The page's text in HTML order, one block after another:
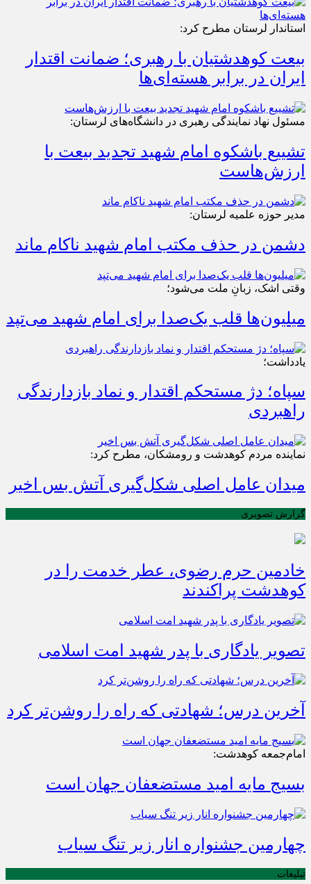
استاندار لرستان مطرح کرد:
بیعت کوهدشتیان با رهبری؛ ضمانت اقتدار
ایران در برابر هسته‌ای‌ها
مسئول نهاد نمایندگی رهبری در دانشگاه‌های لرستان:
تشییع باشکوه امام شهید تجدید بیعت با
ارزش‌هاست
مدیر حوزه علمیه لرستان:
دشمن در حذف مکتب امام شهید ناکام ماند
وقتی اشک، زبانِ ملت می‌شود؛
میلیون‌ها قلب یک‌صدا برای امام شهید می‌تپد
یادداشت؛
سپاه؛ دژ مستحکم اقتدار و نماد بازدارندگی
راهبردی
نماینده مردم کوهدشت و رومشکان، مطرح کرد:
میدان عامل اصلی شکل‌گیری آتش بس اخیر
گزارش تصویری
خادمین حرم رضوی، عطر خدمت را در
کوهدشت پراکندند
تصویر یادگاری با پدر شهید امت اسلامی
آخرین درس؛ شهادتی که راه را روشن‌تر کرد
امام‌جمعه کوهدشت:
بسیج مایه امید مستضعفان جهان است
چهارمین جشنواره انار زیر تنگ سیاب
تبلیغات